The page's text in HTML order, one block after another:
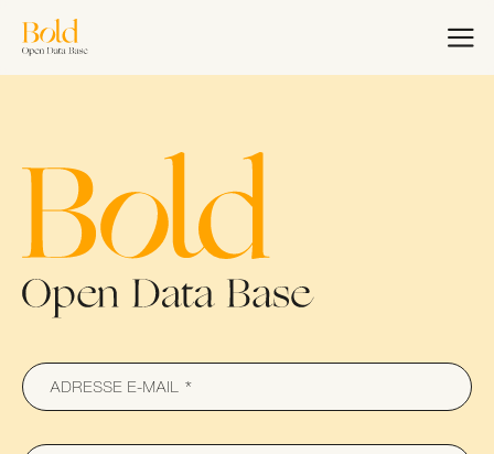
contenu
principal
Accueil
Bold Woman Award
Nous rejoindre
Masterclass Bold
Charte de
Collaboration
ADRESSE E-MAIL